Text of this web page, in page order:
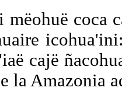
mëohuë coca
cajë
la Amazonia